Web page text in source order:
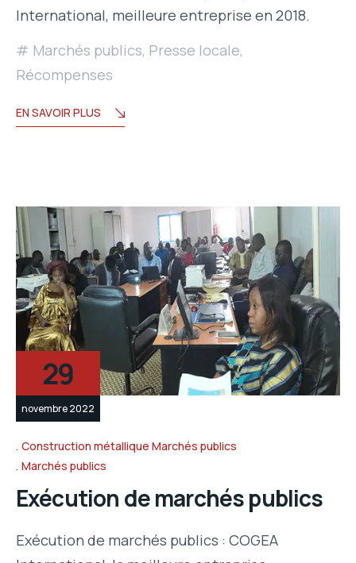
International, meilleure entreprise en 2018.
Marchés publics, Presse locale,
Récompenses
EN SAVOIR PLUS
29
novembre 2022
Construction métallique Marchés publics
Marchés publics
Exécution de marchés publics
Exécution de marchés publics : COGEA